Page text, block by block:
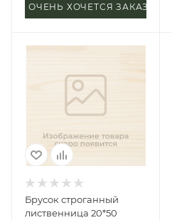
ОЧЕНЬ ХОЧЕТСЯ ЗАКАЗАТЬ
Брусок строганный
лиственница 20*50